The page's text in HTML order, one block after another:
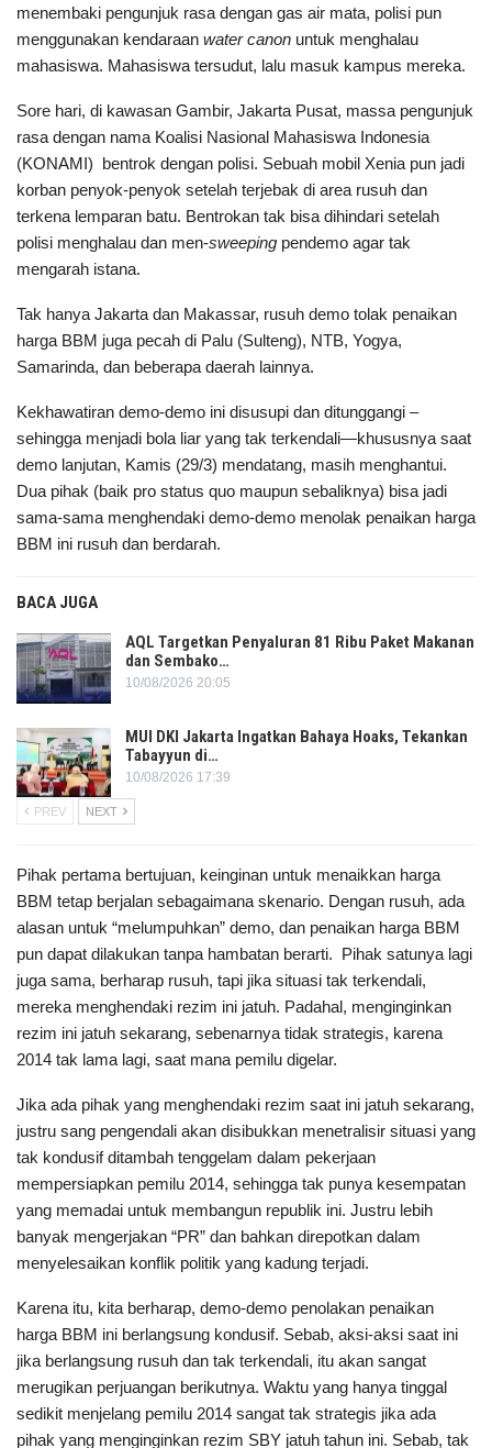
menembaki pengunjuk rasa dengan gas air mata, polisi pun
menggunakan kendaraan water canon untuk menghalau
mahasiswa. Mahasiswa tersudut, lalu masuk kampus mereka.
Sore hari, di kawasan Gambir, Jakarta Pusat, massa pengunjuk
rasa dengan nama Koalisi Nasional Mahasiswa Indonesia
(KONAMI) bentrok dengan polisi. Sebuah mobil Xenia pun jadi
korban penyok-penyok setelah terjebak di area rusuh dan
terkena lemparan batu. Bentrokan tak bisa dihindari setelah
polisi menghalau dan men-sweeping pendemo agar tak
mengarah istana.
Tak hanya Jakarta dan Makassar, rusuh demo tolak penaikan
harga BBM juga pecah di Palu (Sulteng), NTB, Yogya,
Samarinda, dan beberapa daerah lainnya.
Kekhawatiran demo-demo ini disusupi dan ditunggangi –
sehingga menjadi bola liar yang tak terkendali—khususnya saat
demo lanjutan, Kamis (29/3) mendatang, masih menghantui.
Dua pihak (baik pro status quo maupun sebaliknya) bisa jadi
sama-sama menghendaki demo-demo menolak penaikan harga
BBM ini rusuh dan berdarah.
BACA JUGA
AQL Targetkan Penyaluran 81 Ribu Paket Makanan
dan Sembako…
10/08/2026 20:05
MUI DKI Jakarta Ingatkan Bahaya Hoaks, Tekankan
Tabayyun di…
10/08/2026 17:39
PREV NEXT
Pihak pertama bertujuan, keinginan untuk menaikkan harga
BBM tetap berjalan sebagaimana skenario. Dengan rusuh, ada
alasan untuk “melumpuhkan” demo, dan penaikan harga BBM
pun dapat dilakukan tanpa hambatan berarti. Pihak satunya lagi
juga sama, berharap rusuh, tapi jika situasi tak terkendali,
mereka menghendaki rezim ini jatuh. Padahal, menginginkan
rezim ini jatuh sekarang, sebenarnya tidak strategis, karena
2014 tak lama lagi, saat mana pemilu digelar.
Jika ada pihak yang menghendaki rezim saat ini jatuh sekarang,
justru sang pengendali akan disibukkan menetralisir situasi yang
tak kondusif ditambah tenggelam dalam pekerjaan
mempersiapkan pemilu 2014, sehingga tak punya kesempatan
yang memadai untuk membangun republik ini. Justru lebih
banyak mengerjakan “PR” dan bahkan direpotkan dalam
menyelesaikan konflik politik yang kadung terjadi.
Karena itu, kita berharap, demo-demo penolakan penaikan
harga BBM ini berlangsung kondusif. Sebab, aksi-aksi saat ini
jika berlangsung rusuh dan tak terkendali, itu akan sangat
merugikan perjuangan berikutnya. Waktu yang hanya tinggal
sedikit menjelang pemilu 2014 sangat tak strategis jika ada
pihak yang menginginkan rezim SBY jatuh tahun ini. Sebab, tak